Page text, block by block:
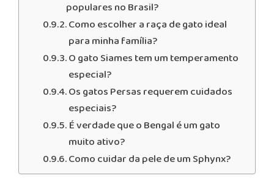
populares no Brasil?
Como escolher a raça de gato ideal
para minha família?
O gato Siames tem um temperamento
especial?
Os gatos Persas requerem cuidados
especiais?
É verdade que o Bengal é um gato
muito ativo?
Como cuidar da pele de um Sphynx?